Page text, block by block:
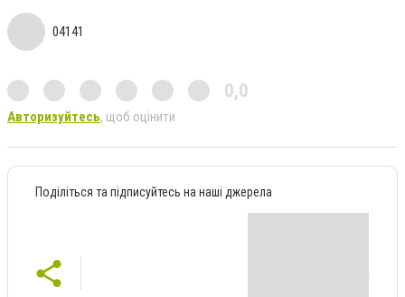
04141
0,0
Авторизуйтесь, щоб оцінити
Поділіться та підписуйтесь на наші джерела